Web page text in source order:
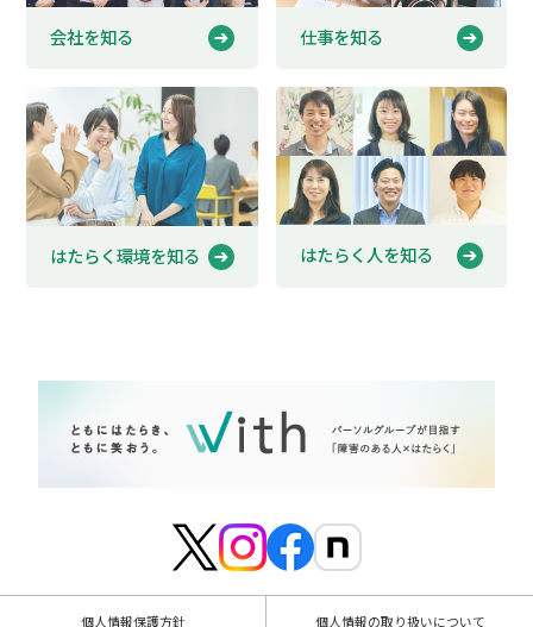
会社を知る 仕事を知る
はたらく環境を知る はたらく人を知る
個人情報保護方針 個人情報の取り扱いについて